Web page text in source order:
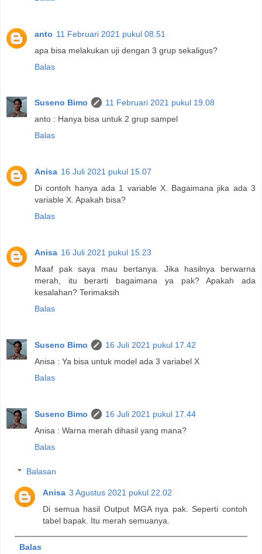
anto 11 Februari 2021 pukul 08.51
apa bisa melakukan uji dengan 3 grup sekaligus?
Balas
Suseno Bimo
11 Februari 2021 pukul 19.08
anto : Hanya bisa untuk 2 grup sampel
Balas
Anisa 16 Juli 2021 pukul 15.07
Di contoh hanya ada 1 variable X. Bagaimana jika ada 3
variable X. Apakah bisa?
Balas
Anisa 16 Juli 2021 pukul 15.23
Maaf pak saya mau bertanya. Jika hasilnya berwarna
merah, itu berarti bagaimana ya pak? Apakah ada
kesalahan? Terimaksih
Balas
Suseno Bimo
16 Juli 2021 pukul 17.42
Anisa : Ya bisa untuk model ada 3 variabel X
Balas
Suseno Bimo
16 Juli 2021 pukul 17.44
Anisa : Warna merah dihasil yang mana?
Balas
Balasan
Anisa 3 Agustus 2021 pukul 22.02
Di semua hasil Output MGA nya pak. Seperti contoh
tabel bapak. Itu merah semuanya.
Balas